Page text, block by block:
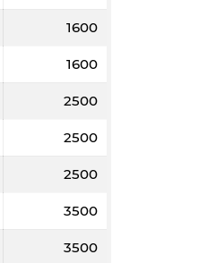
1600
1600
2500
2500
2500
3500
3500